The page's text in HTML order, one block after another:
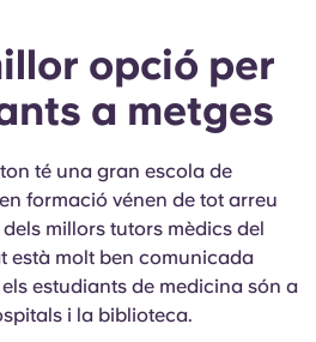
opció per
a metges
té una gran escola de
formació vénen de tot arreu
millors tutors mèdics del
està molt ben comunicada
estudiants de medicina són a
i la biblioteca.